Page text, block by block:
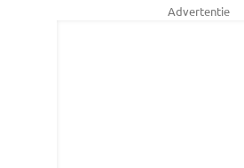
Advertentie